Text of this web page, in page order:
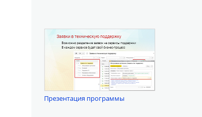
Презентация программы